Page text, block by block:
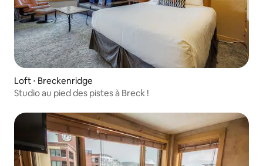
Loft ⋅ Breckenridge
Studio au pied des pistes à Breck !